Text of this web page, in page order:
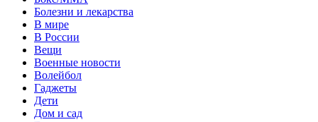
Болезни и лекарства
В мире
В России
Вещи
Военные новости
Волейбол
Гаджеты
Дети
Дом и сад